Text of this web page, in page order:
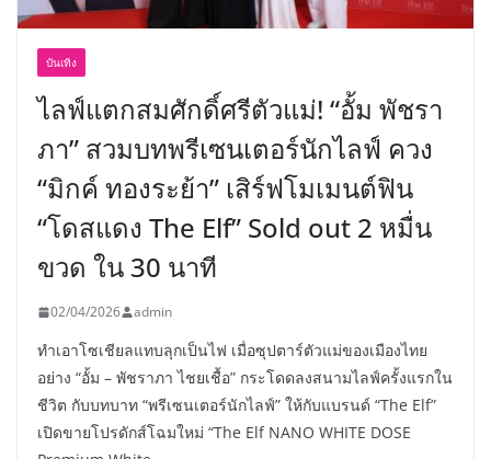
บันเทิง
ไลฟ์แตกสมศักดิ์ศรีตัวแม่! “อั้ม พัชรา
ภา” สวมบทพรีเซนเตอร์นักไลฟ์ ควง
“มิกค์ ทองระย้า” เสิร์ฟโมเมนต์ฟิน
“โดสแดง The Elf” Sold out 2 หมื่น
ขวด ใน 30 นาที
02/04/2026 admin
ทำเอาโซเชียลแทบลุกเป็นไฟ เมื่อซุปตาร์ตัวแม่ของเมืองไทย
อย่าง “อั้ม – พัชราภา ไชยเชื้อ” กระโดดลงสนามไลฟ์ครั้งแรกใน
ชีวิต กับบทบาท “พรีเซนเตอร์นักไลฟ์” ให้กับแบรนด์ “The Elf”
เปิดขายโปรดักส์โฉมใหม่ “The Elf NANO WHITE DOSE